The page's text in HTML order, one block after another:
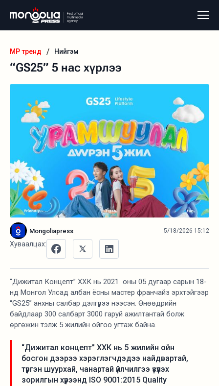
MP тренд / Нийгэм
“GS25” 5 нас хүрлээ
Mongoliapress 5/18/2026 15:12
Хуваалцах:
“Дижитал Концепт” ХХК нь 2021 оны 05 дугаар сарын 18-
нд Монгол Улсад албан ёсны мастер франчайз эрхтэйгээр
“GS25” анхны салбар дэлгүүрээ нээсэн. Өнөөдрийн
байдлаар 300 салбарт 3000 гаруй ажилтантай болж
өргөжин тэлж 5 жилийн ойгоо угтаж байна.
“Дижитал концепт” ХХК нь 5 жилийн ойн
босгон дээрээ хэрэглэгчдэдээ найдвартай,
түргэн шуурхай, чанартай үйлчилгээ үзүүлэх
зорилгын хүрээнд ISO 9001:2015 Quality